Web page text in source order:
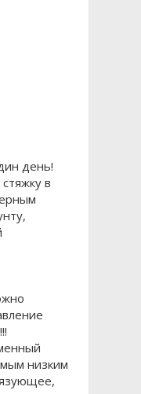
день!
в
низким